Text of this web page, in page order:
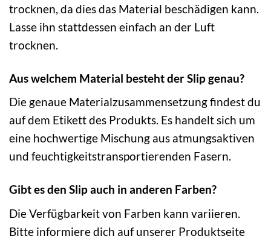
trocknen, da dies das Material beschädigen kann.
Lasse ihn stattdessen einfach an der Luft
trocknen.
Aus welchem Material besteht der Slip genau?
Die genaue Materialzusammensetzung findest du
auf dem Etikett des Produkts. Es handelt sich um
eine hochwertige Mischung aus atmungsaktiven
und feuchtigkeitstransportierenden Fasern.
Gibt es den Slip auch in anderen Farben?
Die Verfügbarkeit von Farben kann variieren.
Bitte informiere dich auf unserer Produktseite